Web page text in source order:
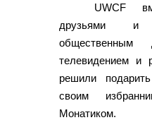
UWCF
друзьями и
общественным
телевидением и
решили
своим
Монатиком.